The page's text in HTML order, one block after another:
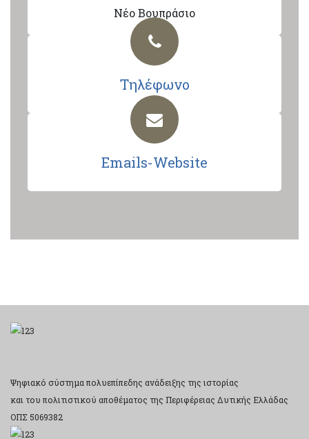
Νέο Βουπράσιο
Τηλέφωνο
Emails-Website
Ψηφιακό σύστημα πολυεπίπεδης ανάδειξης της ιστορίας
και του πολιτιστικού αποθέματος της Περιφέρειας Δυτικής Ελλάδας
ΟΠΣ 5069382